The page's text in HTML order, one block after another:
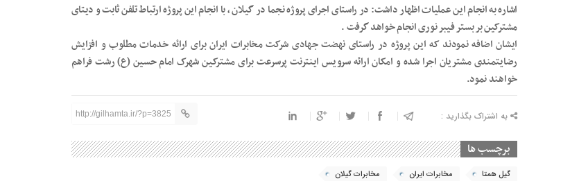
اشاره به انجام این عملیات اظهار داشت: در راستای اجرای پروژه نجما در گیلان ، با انجام این پروژه ارتباط تلفن ثابت و دیتای
مشترکین بر بستر فیبر نوری انجام خواهد گرفت .
ایشان اضافه نمودند که این پروژه در راستای نهضت جهادی شرکت مخابرات ایران برای ارائه خدمات مطلوب و افزایش
رضایتمندی مشتریان اجرا شده و امکان ارائه سرویس اینترنت پرسرعت برای مشترکین شهرک امام حسین (ع) رشت فراهم
خواهند نمود.
به اشتراک بگذارید : http://gilhamta.ir/?p=3825
برچسب ها
گیل همتا مخابرات ایران مخابرات گیلان